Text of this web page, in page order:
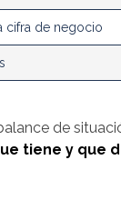
cifra de negocio
de
tiene y que